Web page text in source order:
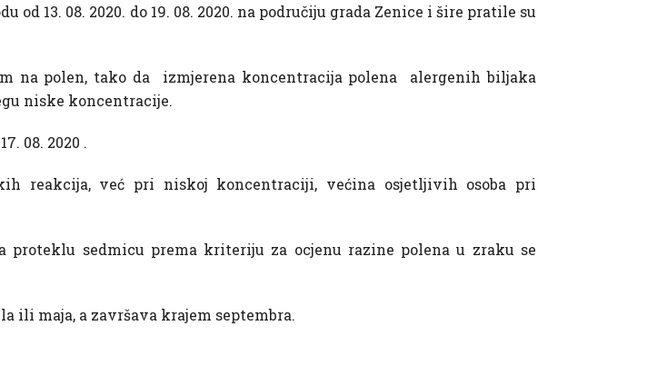
13. 08. 2020. do 19. 08. 2020. na područiju grada Zenice i šire pratile su
na polen, tako da
izmjerena koncentracija polena alergenih biljaka
niske koncentracije.
08. 2020 .
reakcija, već pri niskoj koncentraciji, većina osjetljivih osoba pri
proteklu sedmicu prema kriteriju za ocjenu razine polena u zraku se
ili maja, a završava krajem septembra.